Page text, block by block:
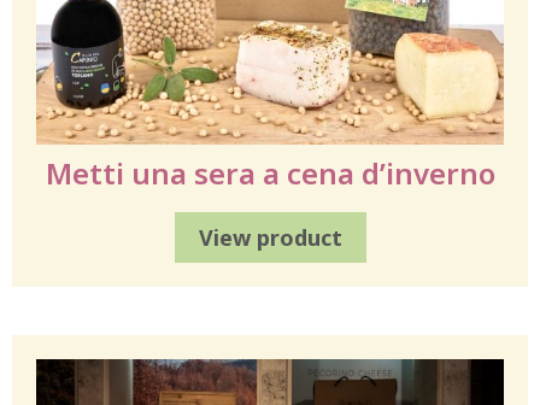
Metti una sera a cena d’inverno
View product